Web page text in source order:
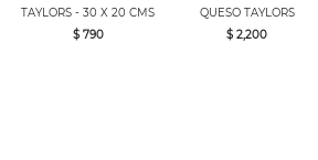
TAYLORS - 30 X 20 CMS
$ 790
QUESO TAYLORS
$ 2,200